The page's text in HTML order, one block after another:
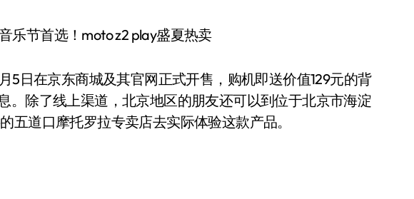
日在京东商城及其官网正式开售，购机即送价值129元的背
。除了线上渠道，北京地区的朋友还可以到位于北京市海淀
五道口摩托罗拉专卖店去实际体验这款产品。